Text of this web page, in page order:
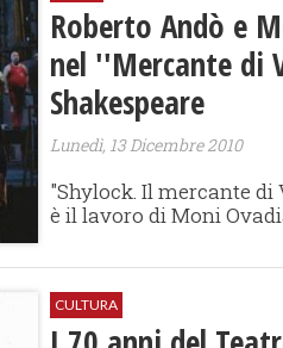
Roberto Andò e
nel ''Mercante di
Shakespeare
Lunedì, 13 Dicembre 2010
"Shylock. Il mercante di
è il lavoro di Moni
CULTURA